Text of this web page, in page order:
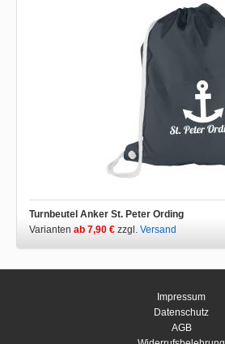
Turnbeutel Anker St. Peter Ording
Varianten ab 7,90 € zzgl. Versand
Impressum
Datenschutz
AGB